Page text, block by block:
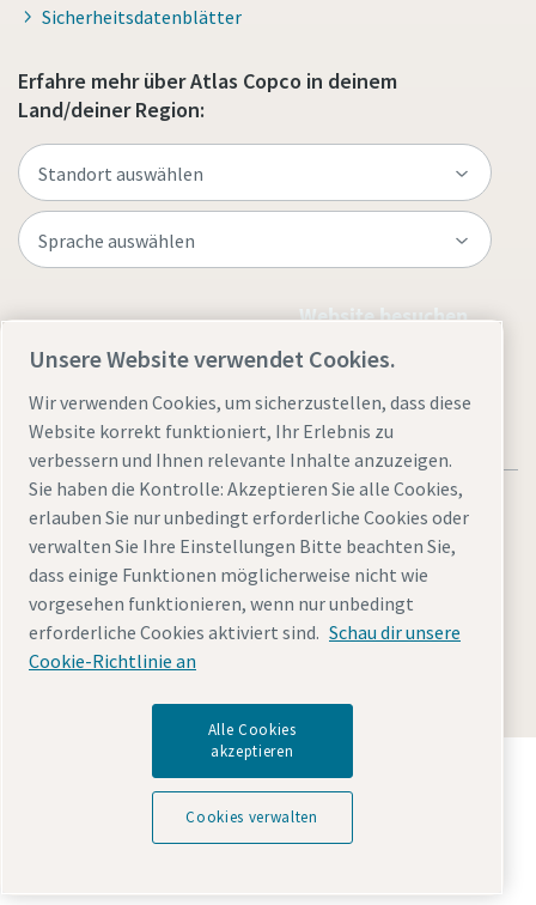
Sicherheitsdatenblätter
Erfahre mehr über Atlas Copco in deinem
Land/deiner Region:
Website besuchen
Rechtliche Hinweise und Datenschutzerklärung
Cookies verwaltenBarrierefreiheitSitemap
Entdecken Sie, wie die Atlas Copco Group
Technologien ermöglicht, die die Zukunft verändern.
Besuchen Sie die Website der Atlas Copco Group
Unsere Website verwendet Cookies.
Wir verwenden Cookies, um sicherzustellen, dass diese
Website korrekt funktioniert, Ihr Erlebnis zu
verbessern und Ihnen relevante Inhalte anzuzeigen.
Sie haben die Kontrolle: Akzeptieren Sie alle Cookies,
erlauben Sie nur unbedingt erforderliche Cookies oder
verwalten Sie Ihre Einstellungen Bitte beachten Sie,
dass einige Funktionen möglicherweise nicht wie
vorgesehen funktionieren, wenn nur unbedingt
erforderliche Cookies aktiviert sind. Schau dir unsere
Cookie-Richtlinie an
Alle Cookies
akzeptieren
Cookies verwalten